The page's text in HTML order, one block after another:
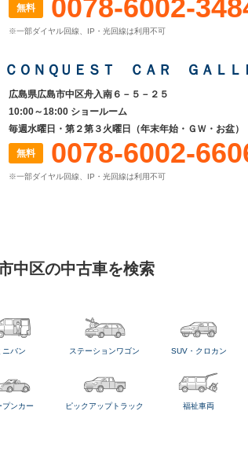
無料 0078-6002-
※一部ダイヤル回線、IP・光回線は利用不可
ＯＮＱＵＥＳＴ ＣＡＲ ＧＡＬＬ
広島県広島市中区舟入南６－５－２５
10:00～18:00 ショールーム
毎週水曜日・第２第３火曜日（年末年始・ＧＷ・お盆）
無料 0078-6002-
※一部ダイヤル回線、IP・光回線は利用不可
中区の中古車を検索
ニバン ステーションワゴン SUV・クロカン
プンカー ピックアップトラック 福祉車両